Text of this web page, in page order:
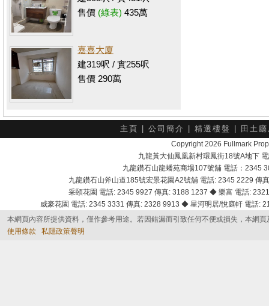
售價 (綠表) 435萬
嘉喜大廈
建319呎 / 實255呎
售價 290萬
主頁 公司簡介 精選樓盤 田土
Copyright 2026 Fullmark
九龍黃大仙鳳凰新村環鳳街18號A地下
九龍鑽石山龍蟠苑商場107號舖 電話：2345
九龍鑽石山斧山道185號宏景花園A2號舖 電話: 2345 2229
采頣花園 電話: 2345 9927 傳真: 3188 1237 ◆ 樂富 電話:
威豪花園 電話: 2345 3331 傳真: 2328 9913 ◆ 星河明居/悅庭軒 電話
本網頁內容所提供資料，僅作參考用途。若因錯漏而引致任何不便或損失，本網
使用條款
私隱政策聲明